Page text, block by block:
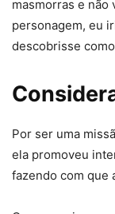
masmorras e não
personagem, eu
descobrisse
Por ser uma
ela promoveu
fazendo com que